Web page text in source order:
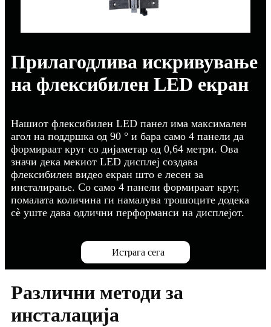
Прилагодлива искривување
на флексибилен LED екран
Нашиот флексибилен LED панел има максимален
агол на поддршка од 90 ° и бара само 4 панели да
формираат круг со дијаметар од 0,64 метри. Ова
значи дека мекиот LED дисплеј создава
флексибилен видео екран што е лесен за
инсталирање. Со само 4 панели формираат круг,
помалата количина ги намалува трошоците додека
сè уште дава одлични перформанси на дисплејот.
Истрага сега
Различни методи за
инсталација